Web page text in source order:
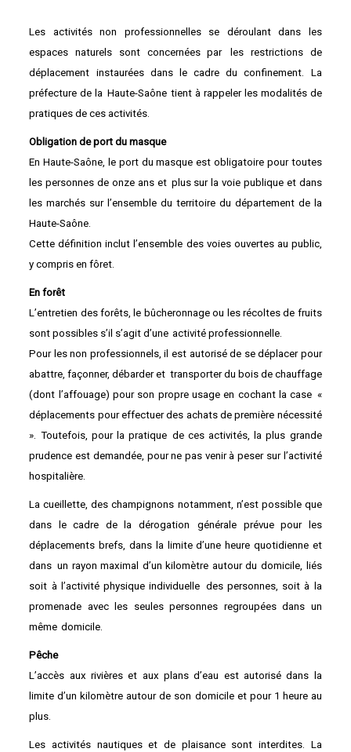
Les activités non professionnelles se déroulant dans les
espaces naturels sont concernées par
les restrictions de
déplacement instaurées dans le cadre du confinement. La
préfecture de la Haute-Saône tient à rappeler les modalités de
pratiques de ces activités.
Obligation de port du masque
En Haute-Saône, le port du masque est obligatoire pour toutes
les personnes de onze ans et plus sur la voie publique et dans
les marchés sur l’ensemble du territoire du département de la
Haute-Saône.
Cette définition inclut l’ensemble des voies ouvertes au public,
y compris en fôret.
En forêt
L’entretien des forêts, le bûcheronnage ou les récoltes de fruits
sont possibles s’il s’agit d’une activité professionnelle.
Pour les non professionnels, il est autorisé de se déplacer pour
abattre, façonner, débarder et transporter du bois de chauffage
(dont l’affouage) pour son propre usage en cochant la case «
déplacements pour effectuer des achats de première nécessité
». Toutefois, pour la pratique de ces activités, la plus grande
prudence est demandée, pour ne pas venir à peser sur l’activité
hospitalière.
La cueillette, des champignons notamment, n’est possible que
dans le cadre de la dérogation
générale prévue pour les
déplacements brefs, dans la limite d’une heure quotidienne et
dans un rayon maximal d’un kilomètre autour du domicile, liés
soit à l’activité physique individuelle des personnes, soit à la
promenade avec les seules personnes regroupées dans un
même domicile.
Pêche
L’accès aux rivières et aux plans d’eau est autorisé dans la
limite d’un kilomètre autour de son domicile et pour 1 heure au
plus.
Les activités nautiques et de plaisance sont interdites. La